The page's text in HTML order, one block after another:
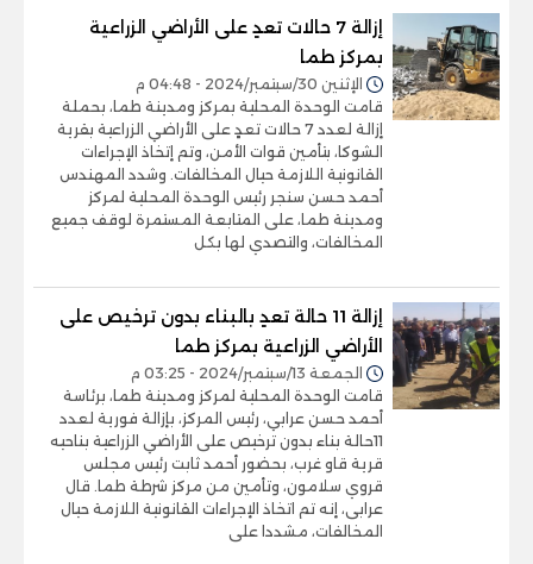
إزالة 7 حالات تعدٍ على الأراضي الزراعية
بمركز طما
الإثنين 30/سبتمبر/2024 - 04:48 م
قامت الوحدة المحلية بمركز ومدينة طما، بحملة
إزالة لعدد 7 حالات تعدٍ على الأراضي الزراعية بقرية
الشوكا، بتأمين قوات الأمن، وتم إتخاذ الإجراءات
القانونية اللازمة حيال المخالفات. وشدد المهندس
أحمد حسن سنجر رئيس الوحدة المحلية لمركز
ومدينة طما، على المتابعة المستمرة لوقف جميع
المخالفات، والتصدي لها بكل
إزالة 11 حالة تعدٍ بالبناء بدون ترخيص على
الأراضي الزراعية بمركز طما
الجمعة 13/سبتمبر/2024 - 03:25 م
قامت الوحدة المحلية لمركز ومدينة طما، برئاسة
أحمد حسن عرابي، رئيس المركز، بإزالة فورية لعدد
11حالة بناء بدون ترخيص على الأراضي الزراعية بناحيه
قرية قاو غرب، بحضور أحمد ثابت رئيس مجلس
قروي سلامون، وتأمين من مركز شرطة طما. قال
عرابى، إنه تم اتخاذ الإجراءات القانونية اللازمة حيال
المخالفات، مشددا على